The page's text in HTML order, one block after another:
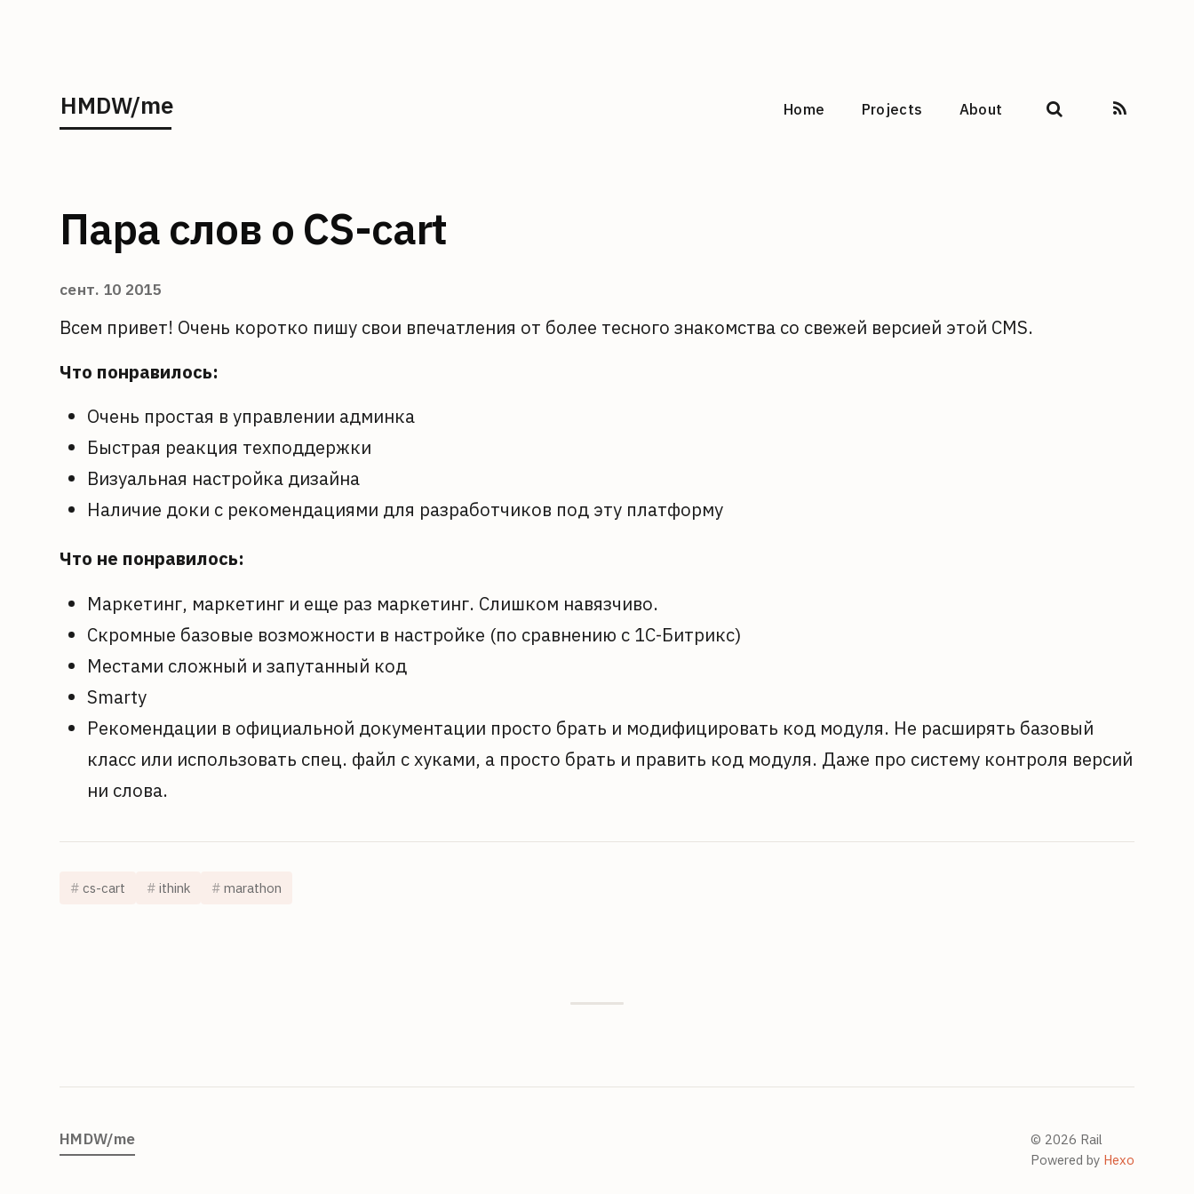
HMDW/me Home Projects About
Пара слов о CS-cart
сент. 10 2015
Всем привет! Очень коротко пишу свои впечатления от более тесного знакомства со свежей версией этой CMS.
Что понравилось:
Очень простая в управлении админка
Быстрая реакция техподдержки
Визуальная настройка дизайна
Наличие доки с рекомендациями для разработчиков под эту платформу
Что не понравилось:
Маркетинг, маркетинг и еще раз маркетинг. Слишком навязчиво.
Скромные базовые возможности в настройке (по сравнению с 1С-Битрикс)
Местами сложный и запутанный код
Smarty
Рекомендации в официальной документации просто брать и модифицировать код модуля. Не расширять базовый
класс или использовать спец. файл с хуками, а просто брать и править код модуля. Даже про систему контроля версий
ни слова.
cs-cart ithink marathon
HMDW/me
© 2026 Rail
Powered by Hexo